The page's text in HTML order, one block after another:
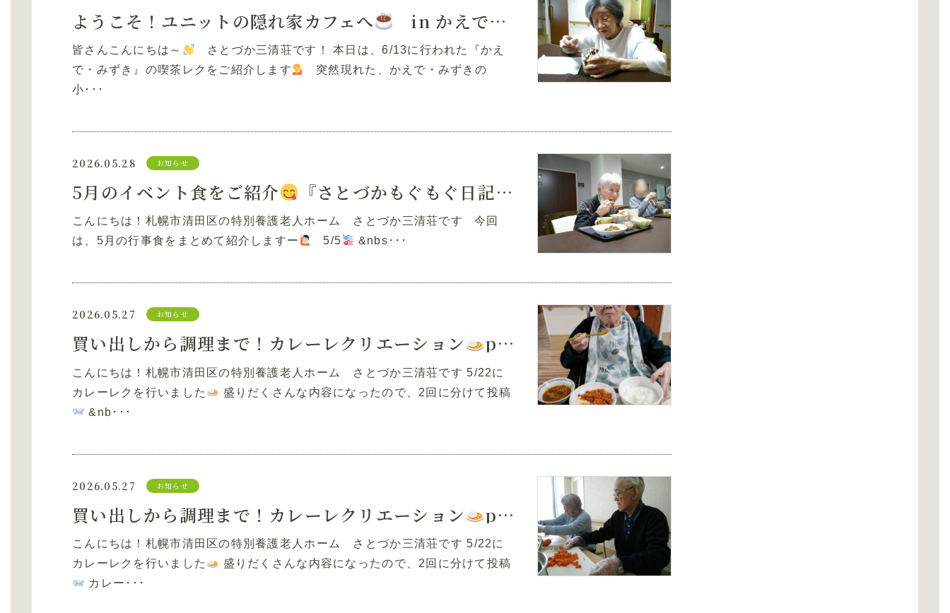
ようこそ！ユニットの隠れ家カフェへ in かえで・みずき
皆さんこんにちは～
さとづか三清荘です！ 本日は、6/13に行われた『かえ
で・みずき』の喫茶レクをご紹介します
突然現れた、かえで・みずきの
小･･･
2026.05.28 お知らせ
5月のイベント食をご紹介 『さとづかもぐもぐ日記』vol.2
こんにちは！札幌市清田区の特別養護老人ホーム さとづか三清荘です 今回
は、5月の行事食をまとめて紹介しますー
5/5 &nbs･･･
2026.05.27 お知らせ
買い出しから調理まで！カレーレクリエーション part2
こんにちは！札幌市清田区の特別養護老人ホーム さとづか三清荘です 5/22に
カレーレクを行いました
盛りだくさんな内容になったので、2回に分けて投稿
&nb･･･
2026.05.27 お知らせ
買い出しから調理まで！カレーレクリエーション part1
こんにちは！札幌市清田区の特別養護老人ホーム さとづか三清荘です 5/22に
カレーレクを行いました
盛りだくさんな内容になったので、2回に分けて投稿
カレー･･･